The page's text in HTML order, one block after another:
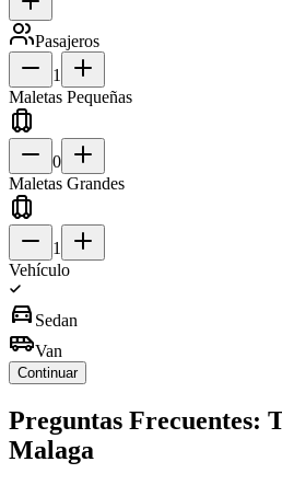
Pasajeros
1
Maletas Pequeñas
0
Maletas Grandes
1
Vehículo
directions_car Sedan
airport_shuttleVan
Continuar
Preguntas Frecuentes:
Malaga